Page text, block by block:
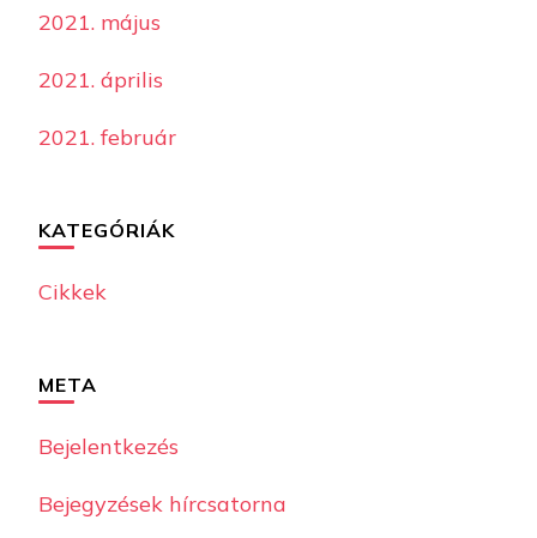
2021. május
2021. április
2021. február
KATEGÓRIÁK
Cikkek
META
Bejelentkezés
Bejegyzések hírcsatorna